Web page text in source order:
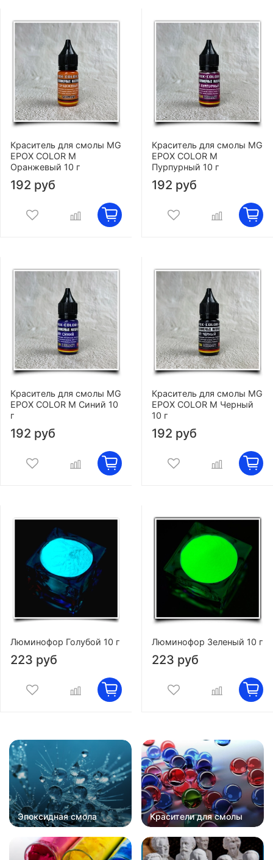
Краситель для смолы MG
EPOX COLOR M
Оранжевый 10 г
192 руб
Краситель для смолы MG
EPOX COLOR M
Пурпурный 10 г
192 руб
Краситель для смолы MG
EPOX COLOR M Синий 10
г
192 руб
Краситель для смолы MG
EPOX COLOR M Черный
10 г
192 руб
Люминофор Голубой 10 г
223 руб
Люминофор Зеленый 10 г
223 руб
Эпоксидная смола Красители для смолы